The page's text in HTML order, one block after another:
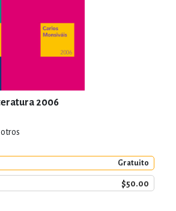
2006
Gratuito
$50.00